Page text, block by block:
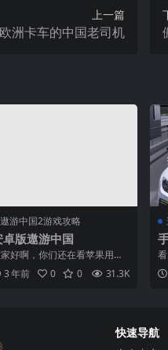
上一篇
欧洲卡车的中国老司机
遨游中国2游戏攻略
卓版遨游中国
好啊，你们还在看苹果用户
机上玩遨游中国而羡慕吗？
小编介绍这款游戏，也...
3 年前 0 0 31.3K
快速导航